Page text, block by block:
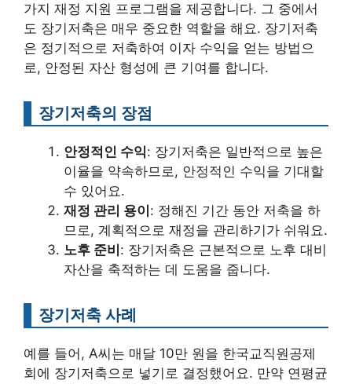
가지 재정 지원 프로그램을 제공합니다. 그 중에서
도 장기저축은 매우 중요한 역할을 해요. 장기저축
은 정기적으로 저축하여 이자 수익을 얻는 방법으
로, 안정된 자산 형성에 큰 기여를 합니다.
장기저축의 장점
안정적인 수익: 장기저축은 일반적으로 높은
이율을 약속하므로, 안정적인 수익을 기대할
수 있어요.
재정 관리 용이 : 정해진 기간 동안 저축을 하
므로, 계획적으로 재정을 관리하기가 쉬워요.
노후 준비 : 장기저축은 근본적으로 노후 대비
자산을 축적하는 데 도움을 줍니다.
장기저축 사례
예를 들어, A씨는 매달 10만 원을 한국교직원공제
회에 장기저축으로 넣기로 결정했어요. 만약 연평균